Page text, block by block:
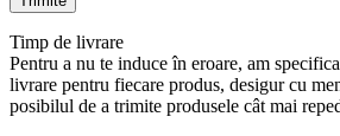
Timp de livrare
Pentru a nu te induce în eroare, am
livrare pentru fiecare produs, desigur cu
posibilul de a trimite produsele cât mai